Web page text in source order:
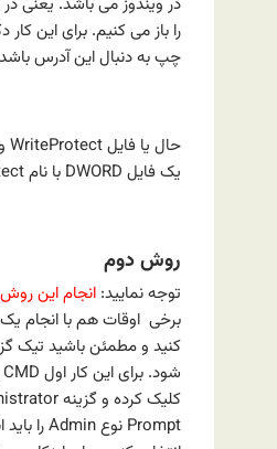
را باز می کنیم. برای این کار
چپ به دنبال این آدرس
یک فایل DWORD با نام WriteProtect و با ارزش ۰ درست کنید. در آخر سیستم را یک بار خاموش و روشن کنید تا نتیجه را مشاهده نمایید.
روش دوم
توجه نمایید: انجام این
کلیک کرده و گزینه Run as administrator را انتخاب کنید. در ویندوز ۸ به بعد هم با فشردن دکمه ویندوز [